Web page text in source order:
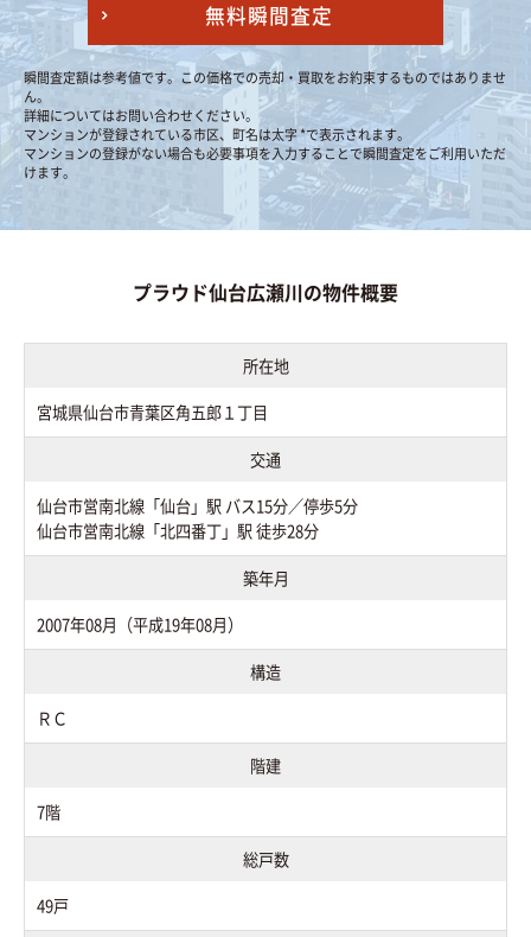
無料瞬間査定
瞬間査定額は参考値です。この価格での売却・買取をお約束するものではありませ
ん。
詳細についてはお問い合わせください。
マンションが登録されている市区、町名は太字 *で表示されます。
マンションの登録がない場合も必要事項を入力することで瞬間査定をご利用いただ
けます。
プラウド仙台広瀬川の物件概要
所在地
宮城県仙台市青葉区角五郎１丁目
交通
仙台市営南北線「仙台」駅 バス15分／停歩5分
仙台市営南北線「北四番丁」駅 徒歩28分
築年月
2007年08月（平成19年08月）
構造
ＲＣ
階建
7階
総戸数
49戸